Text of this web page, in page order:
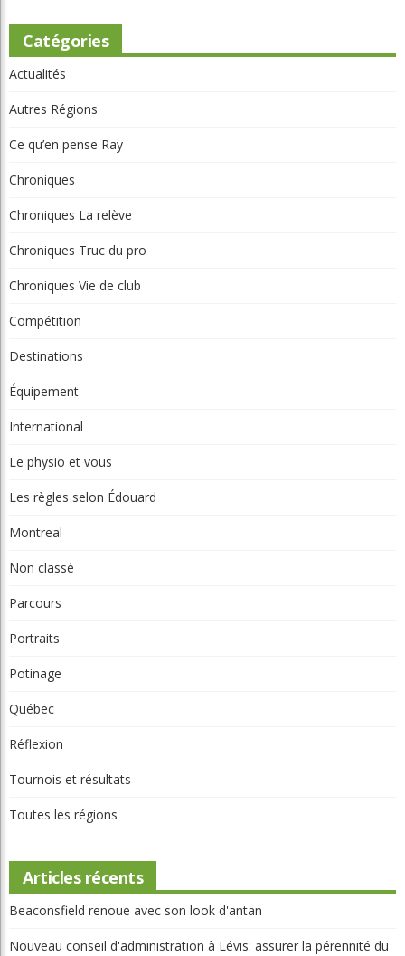
Catégories
Actualités
Autres Régions
Ce qu’en pense Ray
Chroniques
Chroniques La relève
Chroniques Truc du pro
Chroniques Vie de club
Compétition
Destinations
Équipement
International
Le physio et vous
Les règles selon Édouard
Montreal
Non classé
Parcours
Portraits
Potinage
Québec
Réflexion
Tournois et résultats
Toutes les régions
Articles récents
Beaconsfield renoue avec son look d'antan
Nouveau conseil d'administration à Lévis: assurer la pérennité du